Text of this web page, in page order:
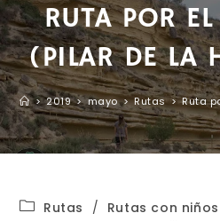
RUTA POR
(PILAR DE LA
> 2019 > mayo > Rutas > Ruta
Rutas / Rutas con niños